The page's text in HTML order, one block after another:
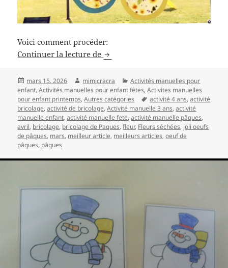
Voici comment procéder:
Continuer la lecture de Jolis oeufs de pâques à réaliser
Publié
le
mars 15, 2026 Auteur
mimicracra Catégories
Activités manuelles pour
enfant,Activités manuelles pour enfant fêtes,Activites manuelles
pour enfant printemps,Autres catégories
Mots-
clés
activité 4 ans,activité
bricolage,activité de bricolage,Activité manuelle 3 ans,activité
manuelle enfant,activité manuelle fete,activité manuelle pâques,
avril, bricolage, bricolage de Paques,fleur, Fleurs séchées, joli oeufs
de pâques, mars, meilleur article, meilleurs articles,oeuf de
pâques, pâques